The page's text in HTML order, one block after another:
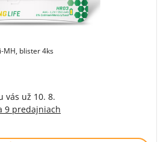
MH, blister 4ks
vás už 10. 8.
9 predajniach